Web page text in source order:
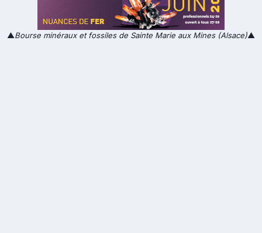
▲Bourse minéraux et fossiles de Sainte Marie aux Mines (Alsace)▲